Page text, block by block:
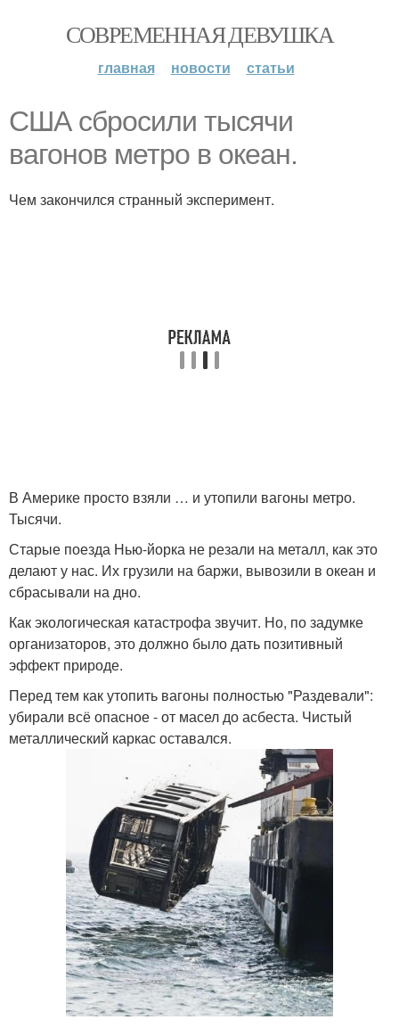
СОВРЕМЕННАЯ ДЕВУШКА
главная новости статьи
США сбросили тысячи
вагонов метро в океан.
Чем закончился странный эксперимент.
В Америке просто взяли … и утопили вагоны метро.
Тысячи.
Старые поезда Нью-йорка не резали на металл, как это
делают у нас. Их грузили на баржи, вывозили в океан и
сбрасывали на дно.
Как экологическая катастрофа звучит. Но, по задумке
организаторов, это должно было дать позитивный
эффект природе.
Перед тем как утопить вагоны полностью "Раздевали":
убирали всё опасное - от масел до асбеста. Чистый
металлический каркас оставался.